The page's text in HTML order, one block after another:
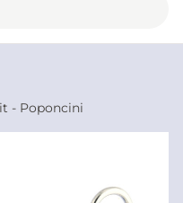
- Poponcini